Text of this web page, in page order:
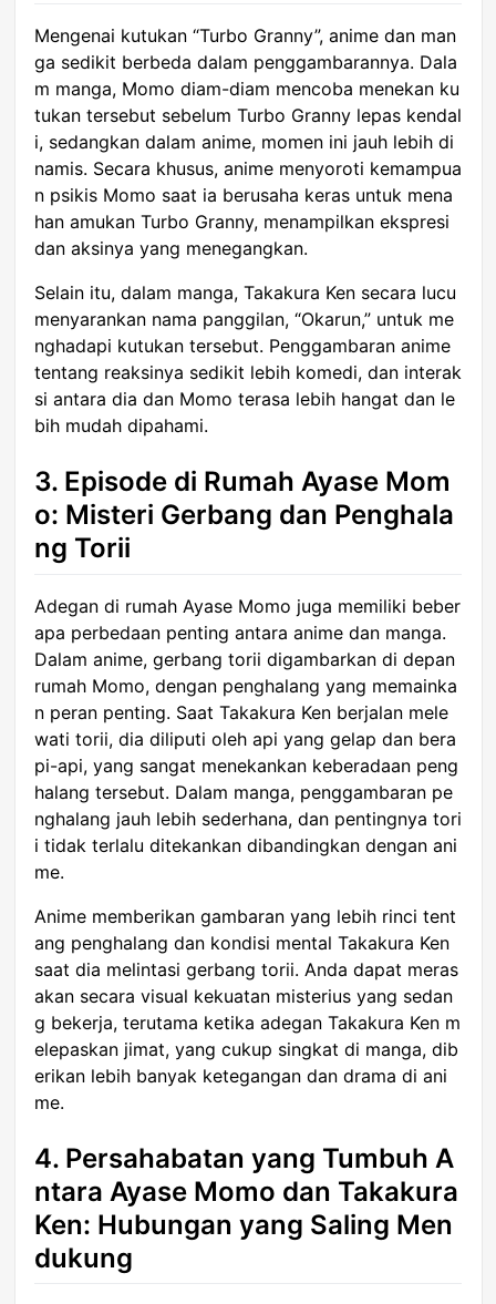
Mengenai kutukan “Turbo Granny”, anime dan man
ga sedikit berbeda dalam penggambarannya. Dala
m manga, Momo diam-diam mencoba menekan ku
tukan tersebut sebelum Turbo Granny lepas kendal
i, sedangkan dalam anime, momen ini jauh lebih di
namis. Secara khusus, anime menyoroti kemampua
n psikis Momo saat ia berusaha keras untuk mena
han amukan Turbo Granny, menampilkan ekspresi
dan aksinya yang menegangkan.
Selain itu, dalam manga, Takakura Ken secara lucu
menyarankan nama panggilan, “Okarun,” untuk me
nghadapi kutukan tersebut. Penggambaran anime
tentang reaksinya sedikit lebih komedi, dan interak
si antara dia dan Momo terasa lebih hangat dan le
bih mudah dipahami.
3. Episode di Rumah Ayase Mom
o: Misteri Gerbang dan Penghala
ng Torii
Adegan di rumah Ayase Momo juga memiliki beber
apa perbedaan penting antara anime dan manga.
Dalam anime, gerbang torii digambarkan di depan
rumah Momo, dengan penghalang yang memainka
n peran penting. Saat Takakura Ken berjalan mele
wati torii, dia diliputi oleh api yang gelap dan bera
pi-api, yang sangat menekankan keberadaan peng
halang tersebut. Dalam manga, penggambaran pe
nghalang jauh lebih sederhana, dan pentingnya tori
i tidak terlalu ditekankan dibandingkan dengan ani
me.
Anime memberikan gambaran yang lebih rinci tent
ang penghalang dan kondisi mental Takakura Ken
saat dia melintasi gerbang torii. Anda dapat meras
akan secara visual kekuatan misterius yang sedan
g bekerja, terutama ketika adegan Takakura Ken m
elepaskan jimat, yang cukup singkat di manga, dib
erikan lebih banyak ketegangan dan drama di ani
me.
4. Persahabatan yang Tumbuh A
ntara Ayase Momo dan Takakura
Ken: Hubungan yang Saling Men
dukung